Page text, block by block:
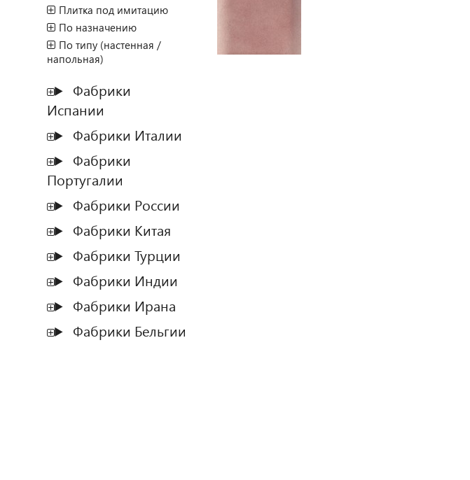
Плитка под имитацию
По назначению
По типу (настенная /
напольная)
Фабрики
Испании
Фабрики Италии
Фабрики
Португалии
Фабрики России
Фабрики Китая
Фабрики Турции
Фабрики Индии
Фабрики Ирана
Фабрики Бельгии